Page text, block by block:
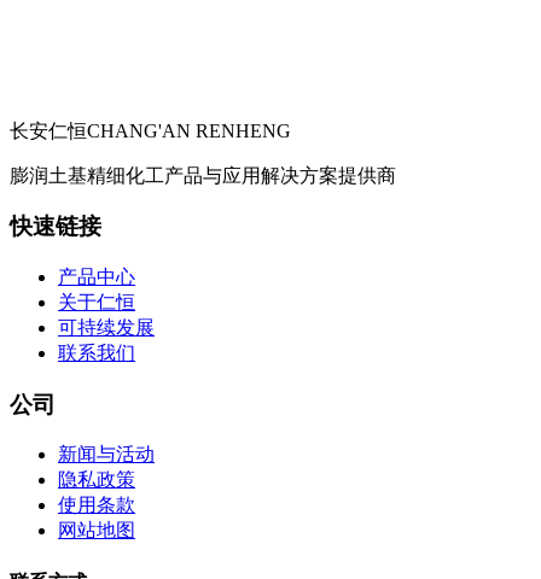
长安仁恒CHANG'AN RENHENG
膨润土基精细化工产品与应用解决方案提供商
快速链接
产品中心
关于仁恒
可持续发展
联系我们
公司
新闻与活动
隐私政策
使用条款
网站地图